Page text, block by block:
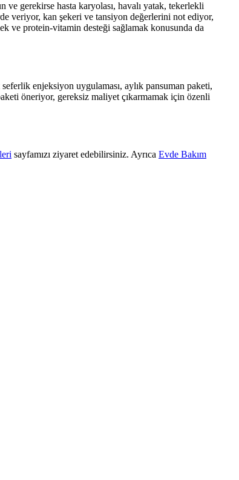
gerekirse hasta karyolası, havalı yatak, tekerlekli
veriyor, kan şekeri ve tansiyon değerlerini not ediyor,
ve protein-vitamin desteği sağlamak konusunda da
enjeksiyon uygulaması, aylık pansuman paketi,
öneriyor, gereksiz maliyet çıkarmamak için özenli
sayfamızı ziyaret edebilirsiniz. Ayrıca Evde Bakım